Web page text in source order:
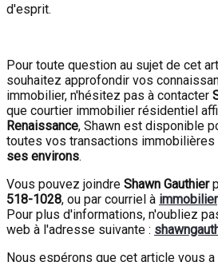
d'esprit.
Pour toute question au sujet de cet
souhaitez approfondir vos
immobilier, n'hésitez pas à contacter
que courtier immobilier résidentiel
Renaissance, Shawn est disponible
toutes vos transactions immobilières
ses environs.
Vous pouvez joindre Shawn Gauthier
518-1028, ou par courriel à
Pour plus d'informations, n'oubliez
web à l'adresse suivante :
Nous espérons que cet article vous